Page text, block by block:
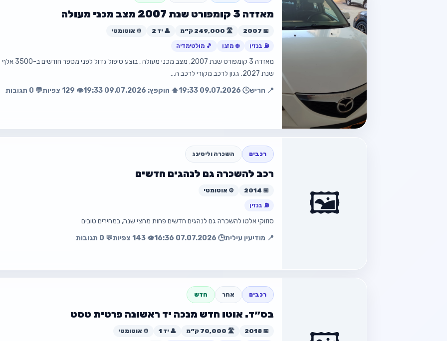
💰 ₪22,000
📧 geva.daniel@gmail.com
חזור למודעה
מאזדה 3 קומפורט שנת 2007 מצב מכני מעולה
📅 2007 🛣️ 249,000 ק״מ 👤 יד 2 ⚙️ אוטומטי
⛽ בנזין ❄️ מזגן 🎵 מולטימדיה
מאזדה 3 קומפורט
שנת 2027. גגון לרכב מקורי לרכב ה…
📍 חריש🕒 09.07.2026 19:33 ⬆️ הוקפץ: 09.07.2026 19:33 👁️ 129 צפיות 💬 0 תגובות
🖼️
רכבים השכרה וליסינג
רכב להשכרה גם לנהגים חדשים
📅 2014 ⚙️ אוטומטי
⛽ בנזין
סוזוקי אלטו להשכרה גם לנהגים חדשים פחות מחצי שנה, במחירים טובים
📍 מודיעין עילית🕒 07.07.2026 16:36 👁️ 143 צפיות 💬 0 תגובות
☎️ 0533182086
רכבים אחר חדש
בס״ד. אוטו חדש מנכה יד ראשונה פרטית טסט
📅 2018 🛣️ 70,000 ק״מ 👤 יד 1 ⚙️ אוטומטי